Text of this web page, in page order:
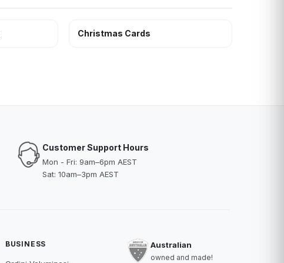
Christmas Cards
Customer Support Hours
Mon - Fri: 9am–6pm AEST
Sat: 10am–3pm AEST
BUSINESS Australian
owned and made!